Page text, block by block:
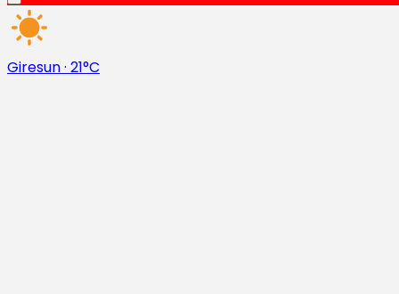
Giresun· 21°C